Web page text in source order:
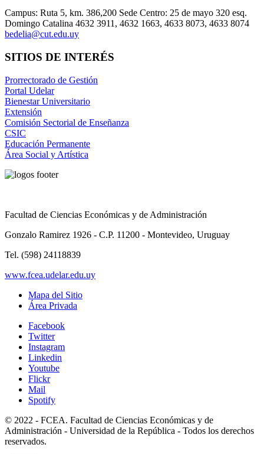
Campus: Ruta 5, km. 386,200 Sede Centro: 25 de mayo 320 esq.
Domingo Catalina 4632 3911, 4632 1663, 4633 8073, 4633 8074
bedelia@cut.edu.uy
SITIOS DE INTERÉS
Prorrectorado de Gestión
Portal Udelar
Bienestar Universitario
Extensión
Comisión Sectorial de Enseñanza
CSIC
Educación Permanente
Área Social y Artística
Facultad de Ciencias Económicas y de Administración
Gonzalo Ramirez 1926 - C.P. 11200 - Montevideo, Uruguay
Tel. (598) 24118839
www.fcea.udelar.edu.uy
Mapa del Sitio
Área Privada
Facebook
Twitter
Instagram
Linkedin
Youtube
Flickr
Mail
Spotify
© 2022 - FCEA. Facultad de Ciencias Económicas y de
Administración - Universidad de la República - Todos los derechos
reservados.